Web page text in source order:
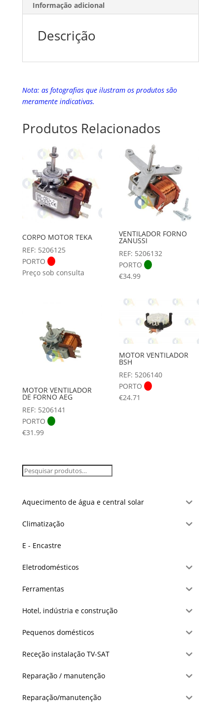
Informação adicional
Descrição
Nota: as fotografias que ilustram os produtos são
meramente indicativas.
Produtos Relacionados
CORPO MOTOR TEKA
REF: 5206125
PORTO
Preço sob consulta
VENTILADOR FORNO
ZANUSSI
REF: 5206132
PORTO
€34.99
MOTOR VENTILADOR
DE FORNO AEG
REF: 5206141
PORTO
€31.99
MOTOR VENTILADOR
BSH
REF: 5206140
PORTO
€24.71
Aquecimento de água e central solar
Climatização
E - Encastre
Eletrodomésticos
Ferramentas
Hotel, indústria e construção
Pequenos domésticos
Receção instalação TV-SAT
Reparação / manutenção
Reparação/manutenção